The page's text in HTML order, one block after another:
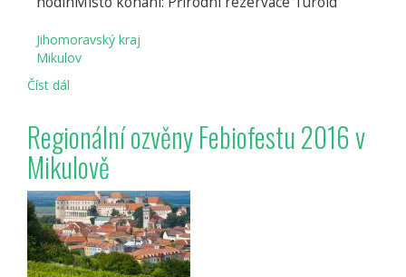
Jihomoravský kraj
Mikulov
Číst dál
Regionální ozvěny Febiofestu 2016 v
Mikulově